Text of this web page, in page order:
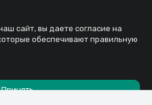
сайт, вы даете согласие на
обеспечивают правильную
Принять